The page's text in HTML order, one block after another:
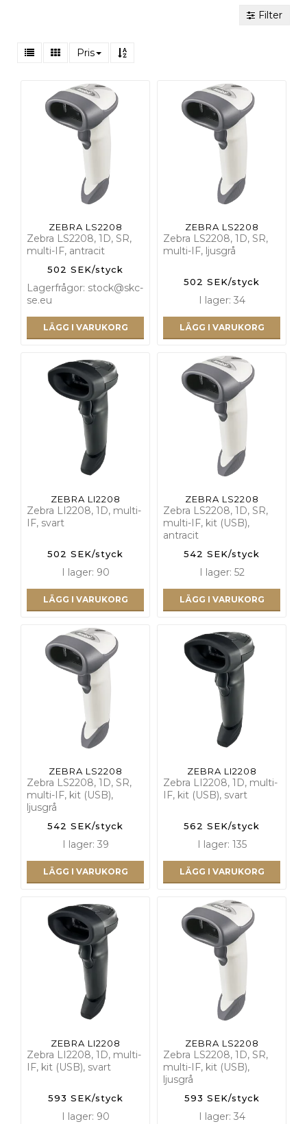
Filter
Pris
ZEBRA LS2208
Zebra LS2208, 1D, SR,
multi-IF, antracit
502 SEK/styck
Lagerfrågor: stock@skc-
se.eu
LÄGG I VARUKORG
ZEBRA LS2208
Zebra LS2208, 1D, SR,
multi-IF, ljusgrå
502 SEK/styck
I lager: 34
LÄGG I VARUKORG
ZEBRA LI2208
Zebra LI2208, 1D, multi-
IF, svart
502 SEK/styck
I lager: 90
LÄGG I VARUKORG
ZEBRA LS2208
Zebra LS2208, 1D, SR,
multi-IF, kit (USB),
antracit
542 SEK/styck
I lager: 52
LÄGG I VARUKORG
ZEBRA LS2208
Zebra LS2208, 1D, SR,
multi-IF, kit (USB),
ljusgrå
542 SEK/styck
I lager: 39
LÄGG I VARUKORG
ZEBRA LI2208
Zebra LI2208, 1D, multi-
IF, kit (USB), svart
562 SEK/styck
I lager: 135
LÄGG I VARUKORG
ZEBRA LI2208
Zebra LI2208, 1D, multi-
IF, kit (USB), svart
593 SEK/styck
I lager: 90
ZEBRA LS2208
Zebra LS2208, 1D, SR,
multi-IF, kit (USB),
ljusgrå
593 SEK/styck
I lager: 34